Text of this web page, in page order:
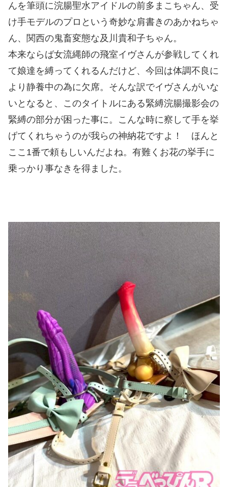
んを筆頭に浣腸聖水アイドルの前多まこちゃん、受
け手モデルのプロという奇妙な肩書きのあかねちゃ
ん、関西の鬼畜変態な及川貴和子ちゃん。
本来ならば女流縄師の飛室イヴさんが参戦してくれ
て娘達を縛ってくれるんだけど、今回は体調不良に
より静養中の為に欠席。そんな訳でイヴさんがいな
いとなると、このタイトルにある緊縛浣腸撮影会の
緊縛の部分が困った事に。こんな時に察して手を挙
げてくれちゃうのが我らの神納花ですよ！ ほんと
ここ1番で頼もしいんだよね。有難くお花の挙手に
乗っかり事なきを得ました。